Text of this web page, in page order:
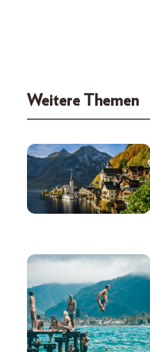
Weitere Themen